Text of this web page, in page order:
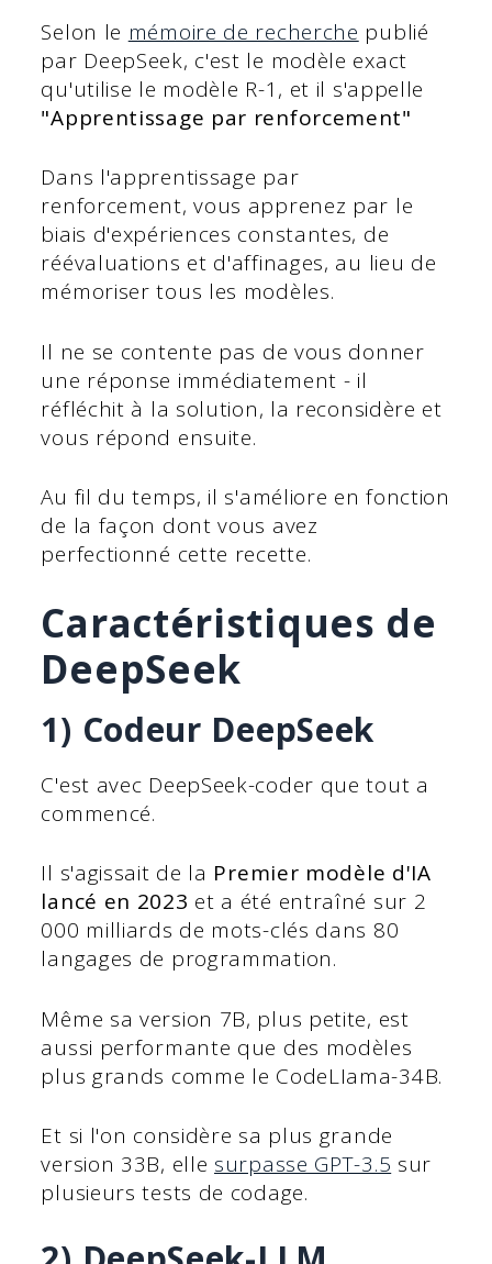
Selon le mémoire de recherche publié
par DeepSeek, c'est le modèle exact
qu'utilise le modèle R-1, et il s'appelle
"Apprentissage par renforcement"
Dans l'apprentissage par
renforcement, vous apprenez par le
biais d'expériences constantes, de
réévaluations et d'affinages, au lieu de
mémoriser tous les modèles.
Il ne se contente pas de vous donner
une réponse immédiatement - il
réfléchit à la solution, la reconsidère et
vous répond ensuite.
Au fil du temps, il s'améliore en fonction
de la façon dont vous avez
perfectionné cette recette.
Caractéristiques de
DeepSeek
1) Codeur DeepSeek
C'est avec DeepSeek-coder que tout a
commencé.
Il s'agissait de la Premier modèle d'IA
lancé en 2023 et a été entraîné sur 2
000 milliards de mots-clés dans 80
langages de programmation.
Même sa version 7B, plus petite, est
aussi performante que des modèles
plus grands comme le CodeLIama-34B.
Et si l'on considère sa plus grande
version 33B, elle surpasse GPT-3.5 sur
plusieurs tests de codage.